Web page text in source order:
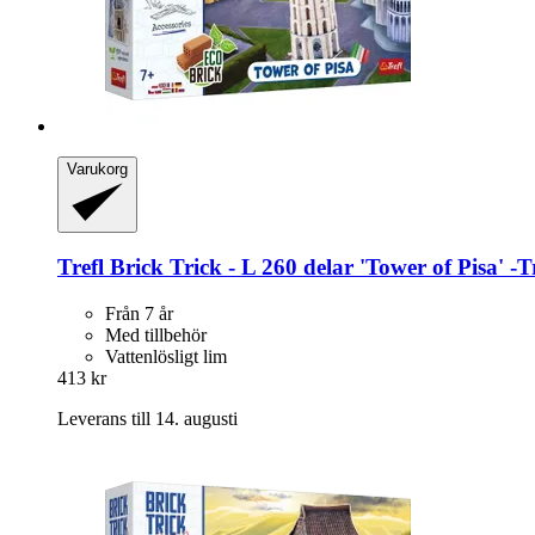
Varukorg
Trefl Brick Trick -​ L 260 delar 'Tower of Pisa' -​
Från 7 år
Med tillbehör
Vattenlösligt lim
413 kr
Leverans till 14. augusti